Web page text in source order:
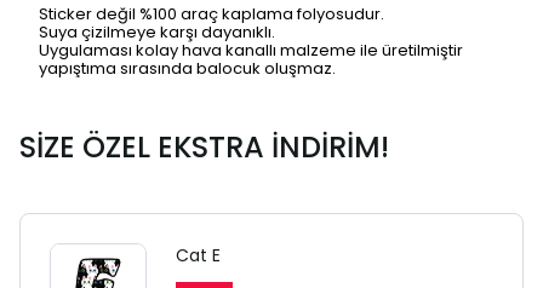
Sticker değil %100 araç kaplama folyosudur.
Suya çizilmeye karşı dayanıklı.
Uygulaması kolay hava kanallı malzeme ile üretilmiştir
yapıştıma sırasında balocuk oluşmaz.
SİZE ÖZEL EKSTRA İNDİRİM!
Cat E